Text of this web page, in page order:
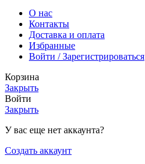
О нас
Контакты
Доставка и оплата
Избранные
Войти / Зарегистрироваться
Корзина
Закрыть
Войти
Закрыть
У вас еще нет аккаунта?
Создать аккаунт